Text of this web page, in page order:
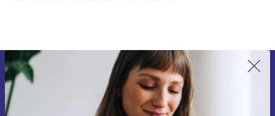
Meld je aan voor onze nieuwsbrief en
ontvang €15 korting!
Mis nooit meer een aanbieding.